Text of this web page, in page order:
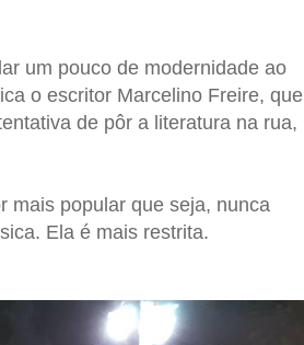
um pouco de modernidade ao
o escritor Marcelino Freire, que
de pôr a literatura na rua,
mais popular que seja, nunca
Ela é mais restrita.